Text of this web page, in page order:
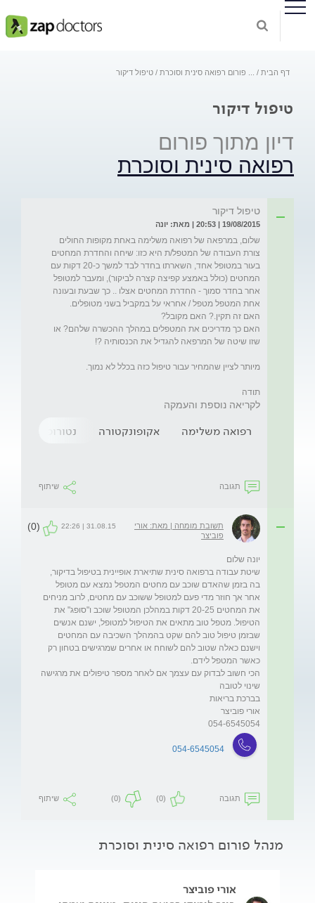
דף הבית פורום רפואה סינית וסוכרת טיפול דיקור
טיפול דיקור
דיון מתוך פורום
רפואה סינית וסוכרת
טיפול דיקור
19/08/2015 | 20:53 | מאת: יונה
שלום, במרפאה של רפואה משלימה באחת מקופות החולים
צורת העבודה של המטפל/ת היא כזו: שיחה והחדרת המחטים
בעור במטופל אחד, השארתו בחדר לבד למשך כ-20 דקות עם
המחטים (כולל באמצע קפיצה קצרה לביקור), ומעבר למטופל
אחר בחדר סמוך - החדרת המחטים אצלו .. כך שבעת ובעונה
האם כך מדריכים את המטפלים במהלך ההכשרה שלהם? או
תודה
לקריאה נוספת והעמקה
רפואה משלימה אקופונקטורה נטורופתיה
תגובה שיתוף
תשובת מומחה | מאת: אורי
פוביצר
31.08.15 | 22:26
(0)
שיטת עבודה ברפואה סינית שתיארת אופיינית בטיפול בדיקור,
בה בזמן שהאדם שוכב עם מחטים המטפל נמצא עם מטופל
אחר אך חוזר מדי פעם למטופל ששוכב עם מחטים, לרוב מניחים
את המחטים 20-25 דקות במהלכן המטופל שוכב ו"סופג" את
הטיפול. מטפל טוב מתאים את הטיפול למטופל, ישנם אנשים
שבזמן טיפול טוב להם שקט בהמהלך השכיבה עם המחטים
וישנם כאלה שטוב להם לשוחח או אחרים שמרגישים בטחון רק
הכי חשוב לבדוק עם עצמך אם לאחר מספר טיפולים את מרגישה
054-6545054
054-6545054
תגובה (0)
(0) שיתוף
מנהל פורום רפואה סינית וסוכרת
אורי פוביצר